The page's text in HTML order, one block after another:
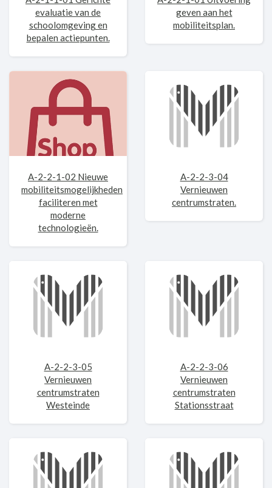
evaluatie van de
schoolomgeving en
bepalen actiepunten.
geven aan het
mobiliteitsplan.
A-2-2-1-02 Nieuwe
mobiliteitsmogelijkheden
faciliteren met
moderne
technologieën.
A-2-2-3-04
Vernieuwen
centrumstraten.
A-2-2-3-05
Vernieuwen
centrumstraten
Westeinde
A-2-2-3-06
Vernieuwen
centrumstraten
Stationsstraat